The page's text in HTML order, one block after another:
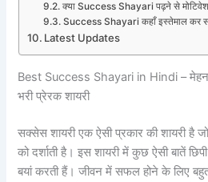
क्या Success Shayari पढ़ने से
Success Shayari कहाँ इस्तेमाल कर
Latest Updates
Best Success Shayari in Hindi –
भरी प्रेरक शायरी
सक्सेस शायरी एक ऐसी प्रकार की शायरी है
को दर्शाती है। इस शायरी में कुछ ऐसी बातें
बयां करती हैं। जीवन में सफल होने के लिए